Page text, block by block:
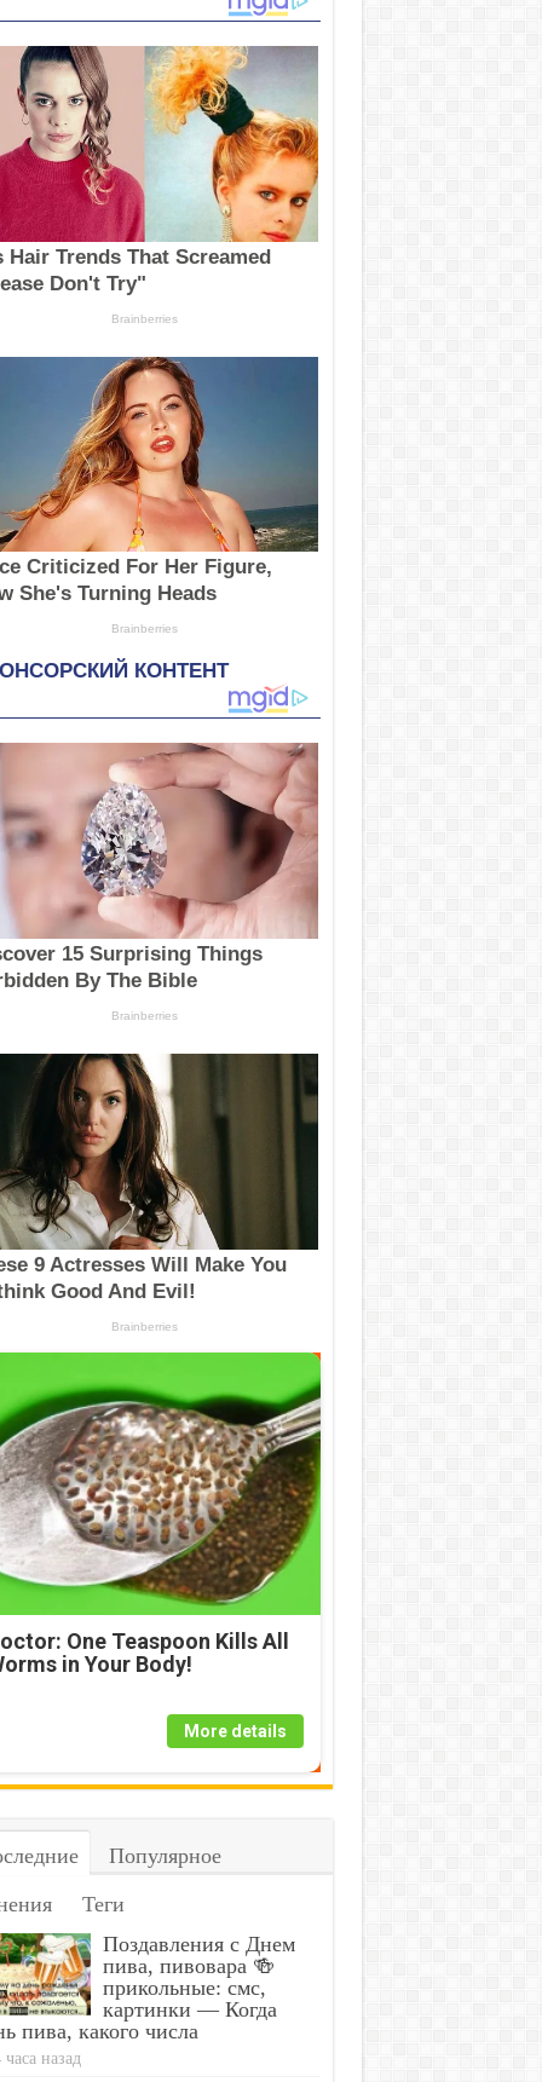
One Teaspoon Kills All
in Your Body!
More details
Популярное
Теги
Поздавления с Днем
пива, пивовара 🍻
прикольные: смс,
картинки — Когда
пива, какого числа
часа назад